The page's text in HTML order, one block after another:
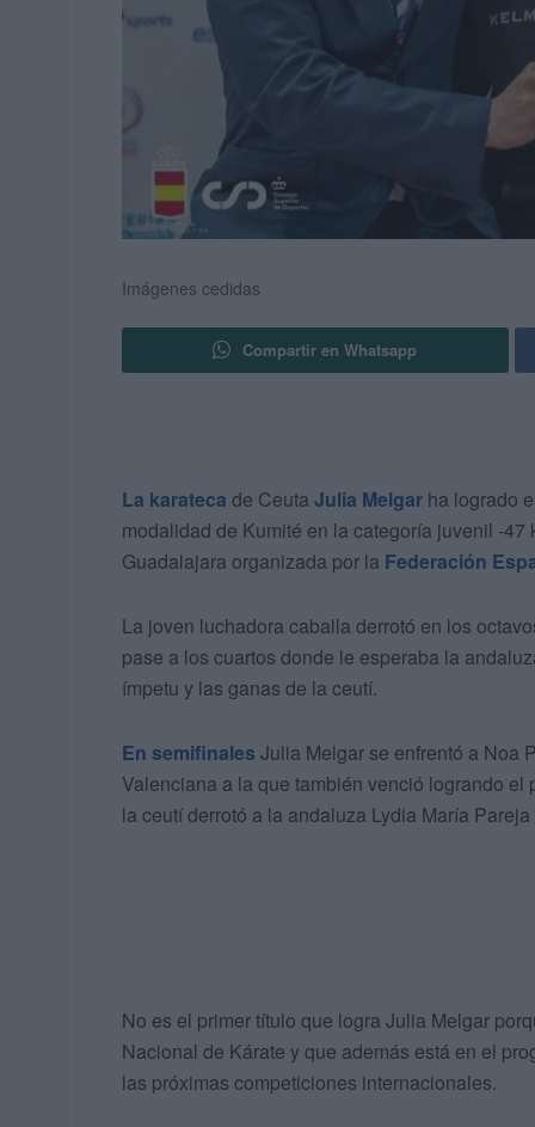
Imágenes cedidas
Compartir en Whatsapp
La karateca de Ceuta Julia Melgar ha logrado
modalidad de Kumité en la categoría juvenil -
Guadalajara organizada por la Federación
La joven luchadora caballa derrotó en los
pase a los cuartos donde le esperaba la
ímpetu y las ganas de la ceutí.
En semifinales Julia Melgar se enfrentó a Noa
Valenciana a la que también venció logrando
la ceutí derrotó a la andaluza Lydia María
No es el primer título que logra Julia Melgar
Nacional de Kárate y que además está en el
las próximas competiciones internacionales.